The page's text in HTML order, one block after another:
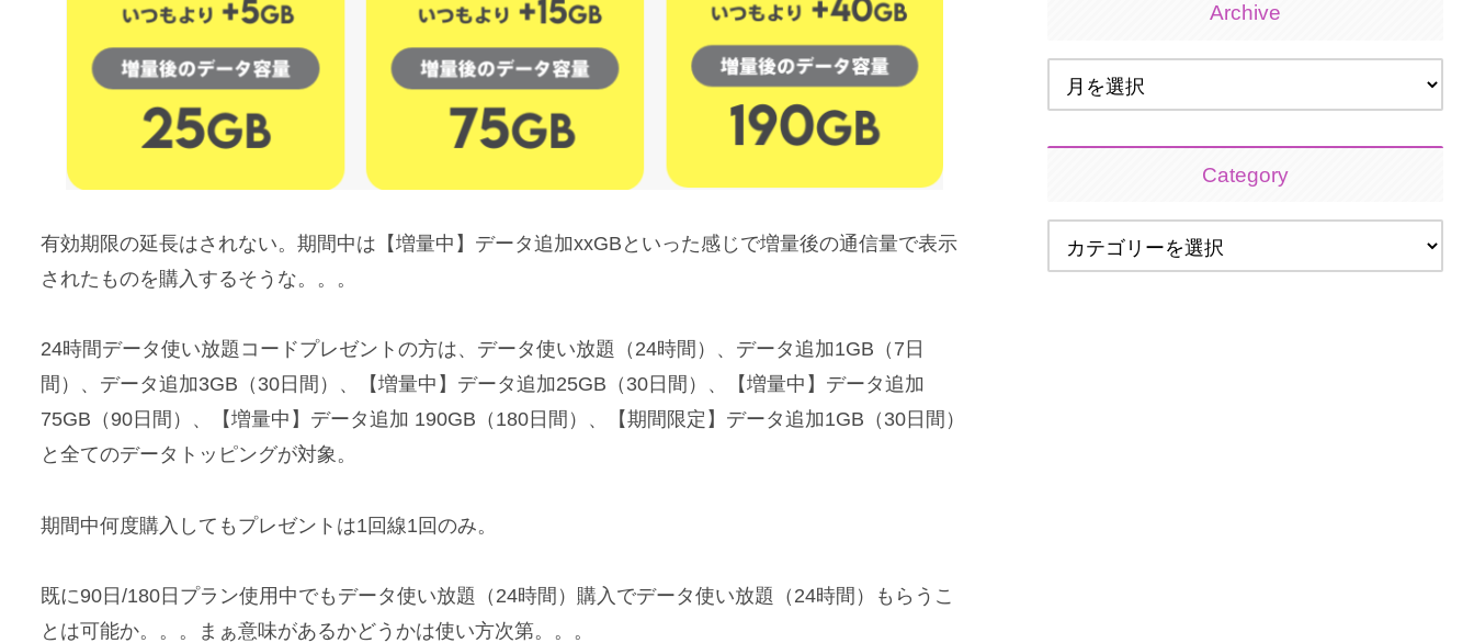
有効期限の延長はされない。期間中は【増量中】データ追加xxGBといった感じで増量後の通信量で表示
されたものを購入するそうな。。。
24時間データ使い放題コードプレゼントの方は、データ使い放題（24時間）、データ追加1GB（7日
間）、データ追加3GB（30日間）、【増量中】データ追加25GB（30日間）、【増量中】データ追加
75GB（90日間）、【増量中】データ追加 190GB（180日間）、【期間限定】データ追加1GB（30日間）
と全てのデータトッピングが対象。
期間中何度購入してもプレゼントは1回線1回のみ。
既に90日/180日プラン使用中でもデータ使い放題（24時間）購入でデータ使い放題（24時間）もらうこ
とは可能か。。。まぁ意味があるかどうかは使い方次第。。。
Archive
Category